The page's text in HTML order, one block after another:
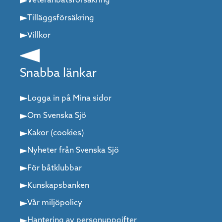
Tilläggsförsäkring
Villkor
Snabba länkar
Logga in på Mina sidor
Om Svenska Sjö
Kakor (cookies)
Nyheter från Svenska Sjö
För båtklubbar
Kunskapsbanken
Vår miljöpolicy